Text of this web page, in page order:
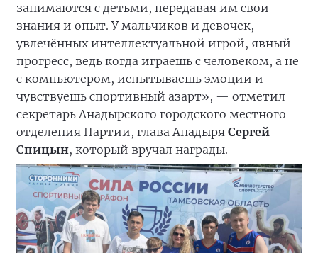
занимаются с детьми, передавая им свои
знания и опыт. У мальчиков и девочек,
увлечённых интеллектуальной игрой, явный
прогресс, ведь когда играешь с человеком, а не
с компьютером, испытываешь эмоции и
чувствуешь спортивный азарт», — отметил
секретарь Анадырского городского местного
отделения Партии, глава Анадыря Сергей
Спицын, который вручал награды.